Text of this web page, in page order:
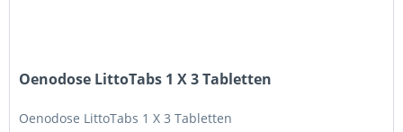
Oenodose LittoTabs 1 X 3 Tabletten
Oenodose LittoTabs 1 X 3 Tabletten